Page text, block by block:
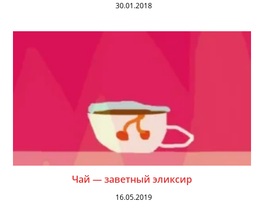
30.01.2018
Чай — заветный эликсир
16.05.2019